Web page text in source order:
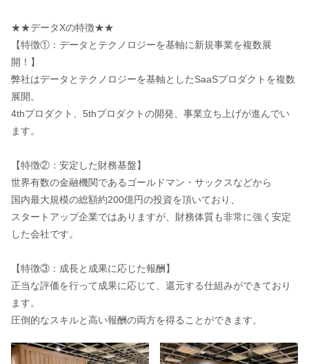
★★データXの特徴★★
【特徴①：データとテクノロジーを基軸に新規事業を複数展
開！】
弊社はデータとテクノロジーを基軸としたSaaSプロダクトを複数
展開。
4thプロダクト、5thプロダクトの開発、事業立ち上げが進んでい
ます。
【特徴②：安定した財務基盤】
世界有数の金融機関であるゴールドマン・サックスなどから
国内最大規模の総額約200億円の投資を頂いており、
スタートアップ企業ではありますが、財務体質も非常に強く安定
した会社です。
【特徴③：成長と成果に応じた報酬】
正当な評価を行って成果に応じて、還元する仕組みができており
ます。
圧倒的なスキルと高い報酬の両方を得ることができます。